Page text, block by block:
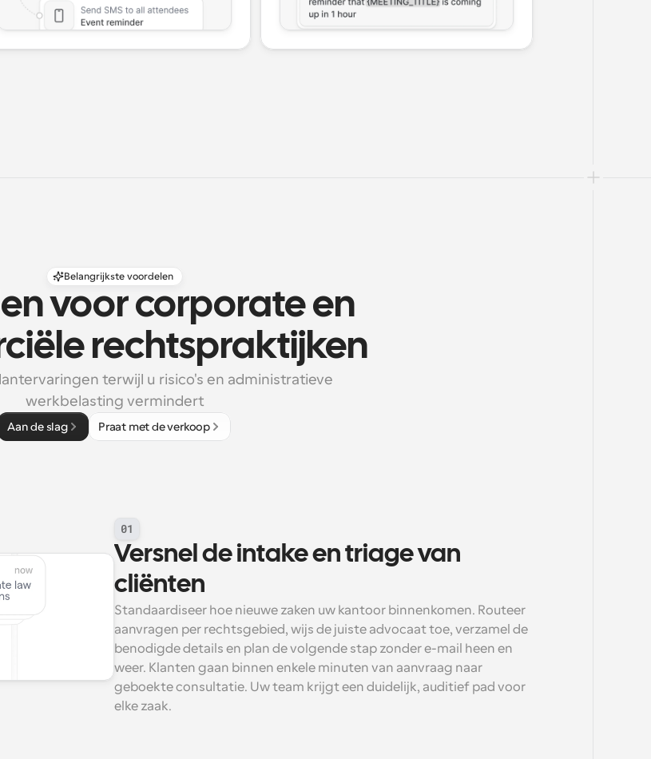
Belangrijkste voordelen
voor corporate en
rechtspraktijken
terwijl u risico's en administratieve
werkbelasting vermindert
Aan de slag Praat met de verkoop
01
Versnel de intake en triage van
cliënten
Standaardiseer hoe nieuwe zaken uw kantoor binnenkomen. Routeer
aanvragen per rechtsgebied, wijs de juiste advocaat toe, verzamel de
benodigde details en plan de volgende stap zonder e-mail heen en
weer. Klanten gaan binnen enkele minuten van aanvraag naar
geboekte consultatie. Uw team krijgt een duidelijk, auditief pad voor
elke zaak.